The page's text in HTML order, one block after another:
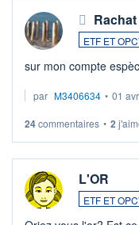
ETF ET
sur mon compte
par M3406634 • 01 avr.
24commentaires • 2
L'OR
ETF ET